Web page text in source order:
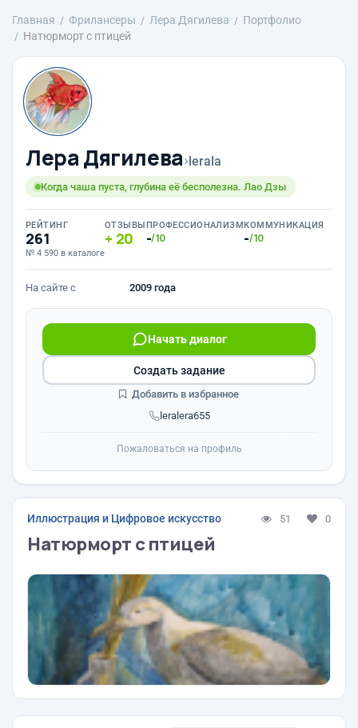
Главная Фрилансеры Лера Дягилева
Портфолио
Натюрморт с птицей
Лера Дягилева›lerala
Когда чаша пуста, глубина её бесполезна. Лао Дзы
РЕЙТИНГ
261
№ 4 590 в каталоге
ОТЗЫВЫ
20
ПРОФЕССИОНАЛИЗМ
-/10
КОММУНИКАЦИЯ
-/10
На сайте с 2009 года
leralera655
Начать диалог
Создать задание
Добавить в избранное
Пожаловаться на профиль
Иллюстрация и Цифровое искусство 51 0
Натюрморт с птицей